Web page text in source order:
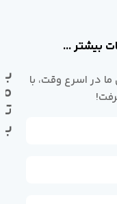
بیشتر ...
در اسرع وقت، با
با